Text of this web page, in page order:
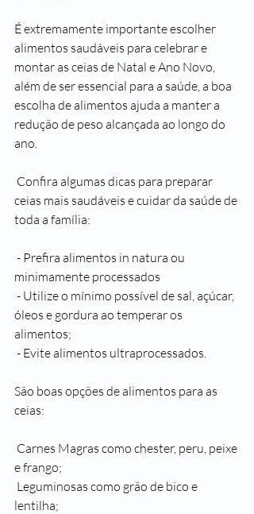
É extremamente importante escolher
alimentos saudáveis para celebrar e
montar as ceias de Natal e Ano Novo,
além de ser essencial para a saúde, a boa
escolha de alimentos ajuda a manter a
redução de peso alcançada ao longo do
ano.
ceias mais saudáveis e cuidar da saúde de
toda a família:
minimamente processados
óleos e gordura ao temperar os
alimentos;
- Evite alimentos ultraprocessados.
São boas opções de alimentos para as
ceias:
e frango;
lentilha;